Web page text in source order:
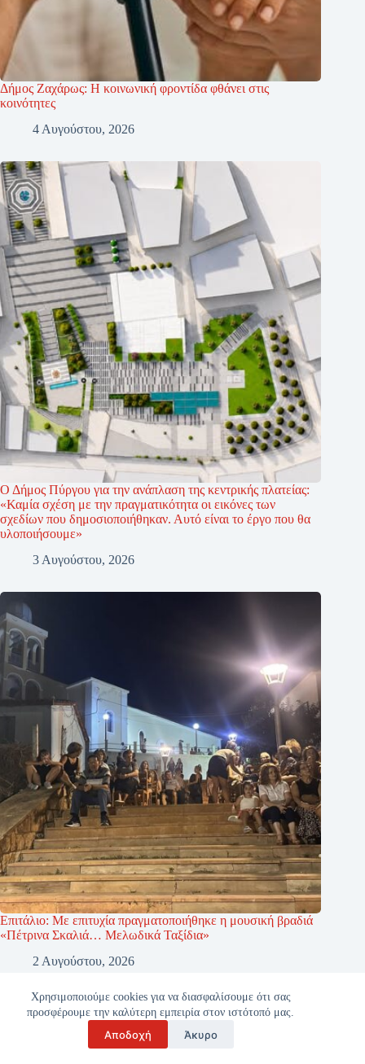
Χρησιμοποιούμε cookies για να διασφαλίσουμε ότι σας
προσφέρουμε την καλύτερη εμπειρία στον ιστότοπό μας.
Αποδοχή Άκυρο
Δήμος Ζαχάρως: Η κοινωνική φροντίδα φθάνει στις
κοινότητες
4 Αυγούστου, 2026
Ο Δήμος Πύργου για την ανάπλαση της κεντρικής πλατείας:
«Καμία σχέση με την πραγματικότητα οι εικόνες των
σχεδίων που δημοσιοποιήθηκαν. Αυτό είναι το έργο που θα
υλοποιήσουμε»
3 Αυγούστου, 2026
Επιτάλιο: Με επιτυχία πραγματοποιήθηκε η μουσική βραδιά
«Πέτρινα Σκαλιά… Μελωδικά Ταξίδια»
2 Αυγούστου, 2026